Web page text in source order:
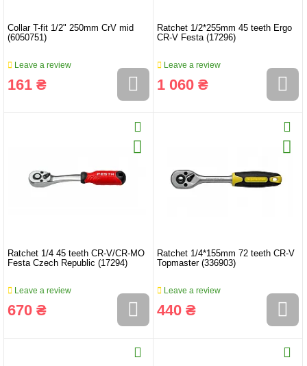
Collar T-fit 1/2" 250mm CrV mid
(6050751)
Leave a review
161 ₴
Ratchet 1/2*255mm 45 teeth Ergo
CR-V Festa (17296)
Leave a review
1 060 ₴
Ratchet 1/4 45 teeth CR-V/CR-MO
Festa Czech Republic (17294)
Leave a review
670 ₴
Ratchet 1/4*155mm 72 teeth CR-V
Topmaster (336903)
Leave a review
440 ₴